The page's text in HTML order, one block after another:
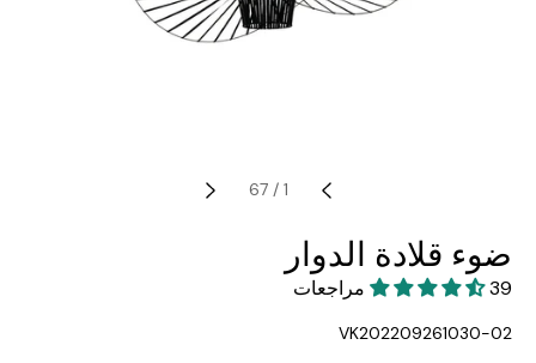
1
/
67
ضوء قلادة الدوار
39 مراجعات
SKU:
VK202209261030-02